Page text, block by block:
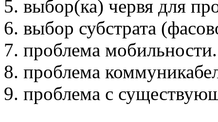
5. выбор(ка) червя для
6. выбор субстрата
7. проблема мобильности.
8. проблема
9. проблема с